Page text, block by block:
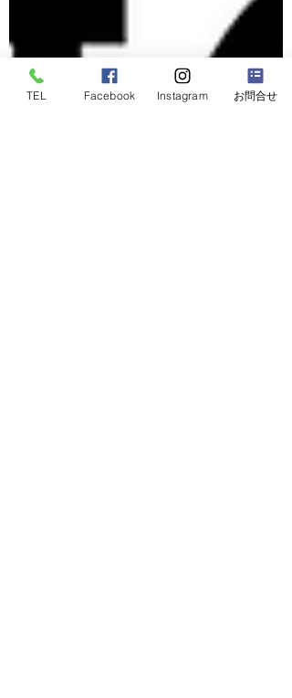
TEL Facebook Instagram お問合せ